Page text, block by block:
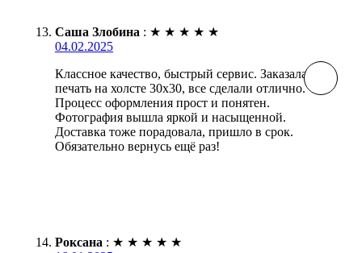
Саша Злобина : ★ ★ ★ ★ ★
04.02.2025
Классное качество, быстрый сервис. Заказала
печать на холсте 30х30, все сделали отлично.
Процесс оформления прост и понятен.
Фотография вышла яркой и насыщенной.
Доставка тоже порадовала, пришло в срок.
Обязательно вернусь ещё раз!
Роксана : ★ ★ ★ ★ ★